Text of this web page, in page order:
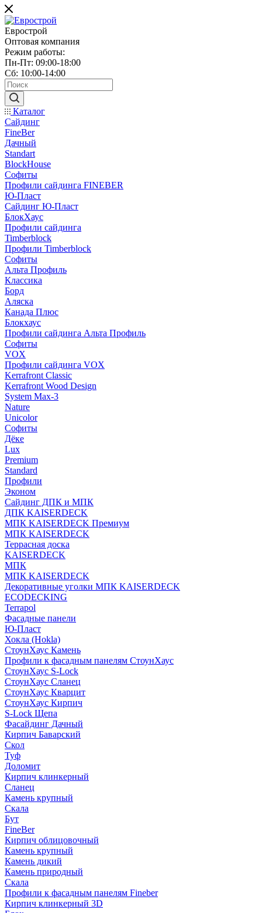
Еврострой
Оптовая компания
Режим работы:
Пн-Пт: 09:00-18:00
Сб: 10:00-14:00
Каталог
Сайдинг
FineBer
Дачный
Standart
BlockHouse
Софиты
Профили сайдинга FINEBER
Ю-Пласт
Сайдинг Ю-Пласт
БлокХаус
Профили сайдинга
Timberblock
Профили Timberblock
Софиты
Альта Профиль
Классика
Борд
Аляска
Канада Плюс
Блокхаус
Профили сайдинга Альта Профиль
Софиты
VOX
Профили сайдинга VOX
Kerrafront Classic
Kerrafront Wood Design
System Max-3
Nature
Unicolor
Софиты
Дёке
Lux
Premium
Standard
Профили
Эконом
Сайдинг ДПК и МПК
ДПК KAISERDECK
МПК KAISERDECK Премиум
МПК KAISERDECK
Террасная доска
KAISERDECK
МПК
МПК KAISERDECK
Декоративные уголки МПК KAISERDECK
ECODECKING
Terrapol
Фасадные панели
Ю-Пласт
Хокла (Hokla)
СтоунХаус Камень
Профили к фасадным панелям СтоунХаус
СтоунХаус S-Lock
СтоунХаус Сланец
СтоунХаус Кварцит
СтоунХаус Кирпич
S-Lock Щепа
Фасайдинг Дачный
Кирпич Баварский
Скол
Туф
Доломит
Кирпич клинкерный
Сланец
Камень крупный
Скала
Бут
FineBer
Кирпич облицовочный
Камень крупный
Камень дикий
Камень природный
Скала
Профили к фасадным панелям Fineber
Кирпич клинкерный 3D